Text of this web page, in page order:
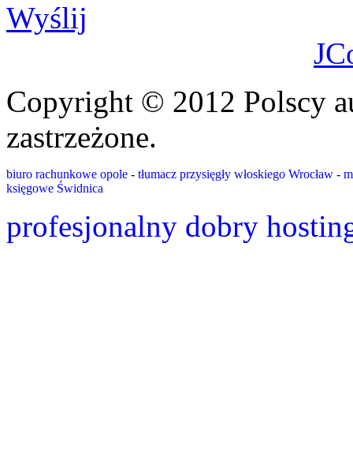
Wyślij
Copyright © 2012 Polscy
zastrzeżone.
biuro rachunkowe opole - tłumacz przysięgły włoskiego Wrocław -
księgowe Świdnica
profesjonalny dobry